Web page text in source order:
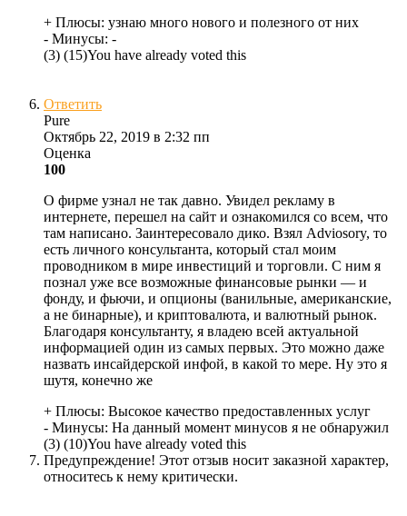
+ Плюсы: узнаю много нового и полезного от них
- Минусы: -
(3) (15)You have already voted this
Ответить
Pure
Октябрь 22, 2019 в 2:32 пп
Оценка
100
О фирме узнал не так давно. Увидел рекламу в
интернете, перешел на сайт и ознакомился со всем, что
там написано. Заинтересовало дико. Взял Adviosory, то
есть личного консультанта, который стал моим
проводником в мире инвестиций и торговли. С ним я
познал уже все возможные финансовые рынки — и
фонду, и фьючи, и опционы (ванильные, американские,
а не бинарные), и криптовалюта, и валютный рынок.
Благодаря консультанту, я владею всей актуальной
информацией один из самых первых. Это можно даже
назвать инсайдерской инфой, в какой то мере. Ну это я
шутя, конечно же
+ Плюсы: Высокое качество предоставленных услуг
- Минусы: На данный момент минусов я не обнаружил
(3) (10)You have already voted this
Предупреждение! Этот отзыв носит заказной характер,
относитесь к нему критически.